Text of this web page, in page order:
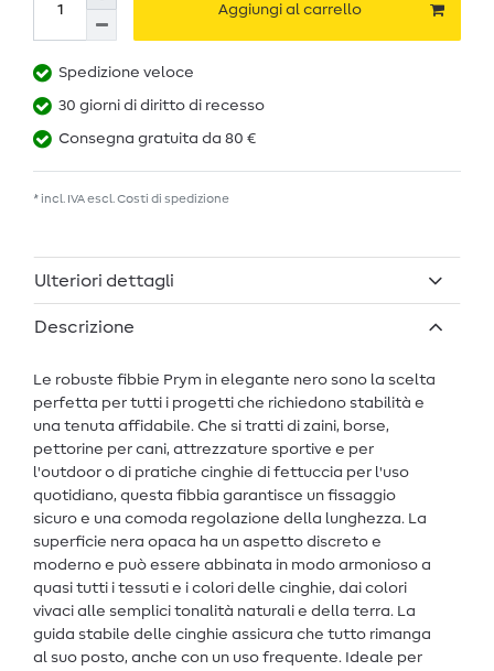
Aggiungi al carrello
Spedizione veloce
30 giorni di diritto di recesso
Consegna gratuita da 80 €
* incl. IVA escl.Costi di spedizione
Ulteriori dettagli
Descrizione
Le robuste fibbie Prym in elegante nero sono la scelta
perfetta per tutti i progetti che richiedono stabilità e
una tenuta affidabile. Che si tratti di zaini, borse,
pettorine per cani, attrezzature sportive e per
l'outdoor o di pratiche cinghie di fettuccia per l'uso
quotidiano, questa fibbia garantisce un fissaggio
sicuro e una comoda regolazione della lunghezza. La
superficie nera opaca ha un aspetto discreto e
moderno e può essere abbinata in modo armonioso a
quasi tutti i tessuti e i colori delle cinghie, dai colori
vivaci alle semplici tonalità naturali e della terra. La
guida stabile delle cinghie assicura che tutto rimanga
al suo posto, anche con un uso frequente. Ideale per